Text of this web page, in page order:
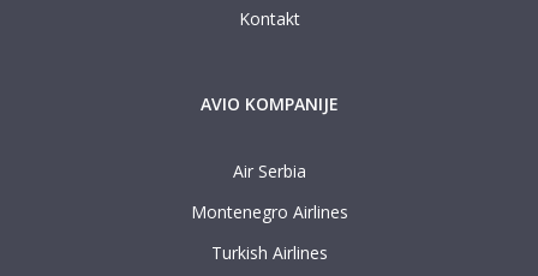
Kontakt
AVIO KOMPANIJE
Air Serbia
Montenegro Airlines
Turkish Airlines